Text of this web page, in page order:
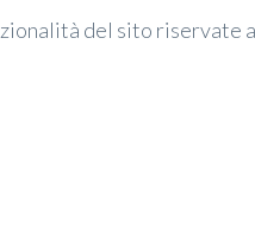
del sito